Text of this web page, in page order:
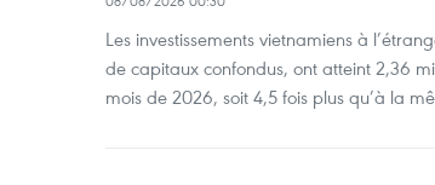
Les investissements vietnamiens à
de capitaux confondus, ont atteint 2,36
mois de 2026, soit 4,5 fois plus qu’à la